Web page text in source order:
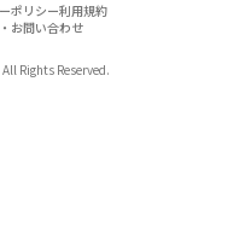
ポリシー利用規約
お問い合わせ
Rights Reserved.